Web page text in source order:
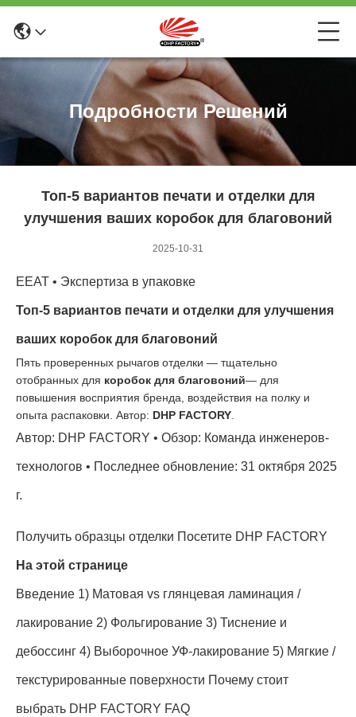
Подробности Решений
Топ-5 вариантов печати и отделки для
улучшения ваших коробок для благовоний
2025-10-31
EEAT • Экспертиза в упаковке
Топ-5 вариантов печати и отделки для улучшения
ваших коробок для благовоний
Пять проверенных рычагов отделки — тщательно
отобранных для коробок для благовоний— для
повышения восприятия бренда, воздействия на полку и
опыта распаковки. Автор: DHP FACTORY
Автор: DHP FACTORY • Обзор: Команда инженеров-
технологов • Последнее обновление: 31 октября 2025
г.
Получить образцы отделки Посетите DHP FACTORY
На этой странице
Введение 1) Матовая vs глянцевая ламинация /
лакирование 2) Фольгирование 3) Тиснение и
дебоссинг 4) Выборочное УФ-лакирование 5) Мягкие /
текстурированные поверхности Почему стоит
выбрать DHP FACTORY FAQ